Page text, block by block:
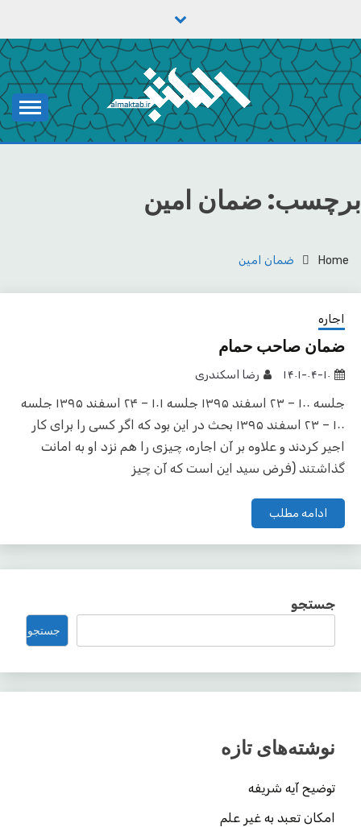
content
مکتب
یادداشت‌های رضا اسکندری
برچسب: ضمان امین
Home ضمان امین
اجاره
ضمان صاحب حمام
۱۴۰۱-۰۴-۱۰ رضا اسکندری
جلسه ۱۰۰ – ۲۳ اسفند ۱۳۹۵ جلسه ۱۰۱ – ۲۴ اسفند ۱۳۹۵ جلسه
۱۰۰ – ۲۳ اسفند ۱۳۹۵ بحث در این بود که اگر کسی را برای کار
اجیر کردند و علاوه بر آن اجاره، چیزی را هم نزد او به امانت
گذاشتند (فرض سید این است که آن چیز
ادامه مطلب
جستجو
جستجو
نوشته‌های تازه
توضیح آیه شریفه
امکان تعبد به غیر علم